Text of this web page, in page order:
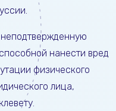
нанести вред
физического
лица,